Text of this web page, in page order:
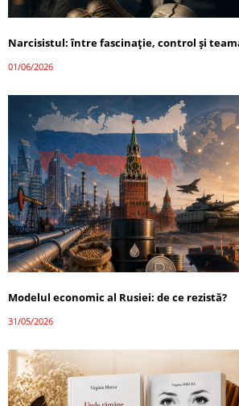
Narcisistul: între fascinație, control și
01/06/2026
Modelul economic al Rusiei: de ce rezistă?
31/05/2026